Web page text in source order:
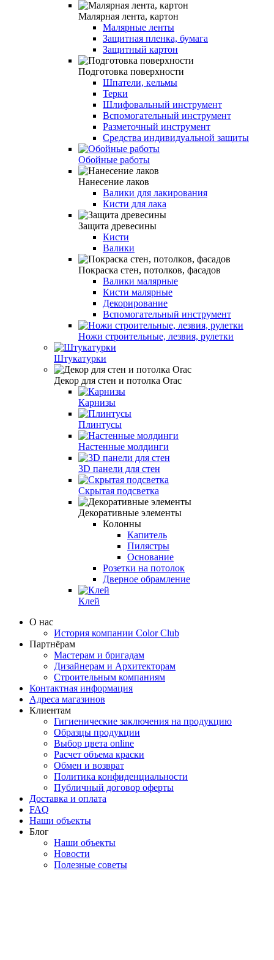
Малярная лента, картон
Малярные ленты
Защитная пленка, бумага
Защитный картон
Подготовка поверхности
Шпатели, кельмы
Терки
Шлифовальный инструмент
Вспомогательный инструмент
Разметочный инструмент
Средства индивидуальной защиты
Обойные работы
Нанесение лаков
Валики для лакирования
Кисти для лака
Защита древесины
Кисти
Валики
Покраска стен, потолков, фасадов
Валики малярные
Кисти малярные
Декорирование
Вспомогательный инструмент
Ножи строительные, лезвия, рулетки
Штукатурки
Декор для стен и потолка Orac
Карнизы
Плинтусы
Настенные молдинги
3D панели для стен
Скрытая подсветка
Декоративные элементы
Колонны
Капитель
Пилястры
Основание
Розетки на потолок
Дверное обрамление
Клей
О нас
История компании Color Club
Партнёрам
Мастерам и бригадам
Дизайнерам и Архитекторам
Строительным компаниям
Контактная информация
Адреса магазинов
Клиентам
Гигиенические заключения на продукцию
Образцы продукции
Выбор цвета online
Расчет объема краски
Обмен и возврат
Политика конфиденциальности
Публичный договор оферты
Доставка и оплата
FAQ
Наши объекты
Блог
Наши объекты
Новости
Полезные советы